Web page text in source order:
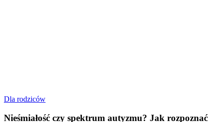
Dla rodzicówNieśmiałość
spektrum
Nieśmiałość czy spektrum autyzmu? Jak rozpoznać